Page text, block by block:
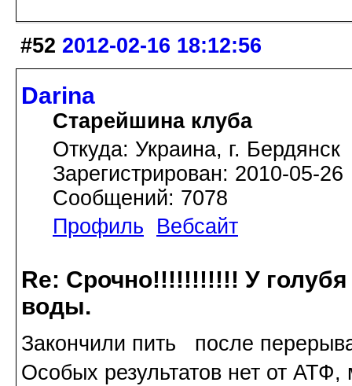
#52 2012-02-16 18:12:56
Darina
Старейшина клуба
Откуда: Украина, г. Бердянск
Зарегистрирован: 2010-05-26
Сообщений: 7078
Профиль
Вебсайт
Re: Срочно!!!!!!!!!!! У
воды.
Закончили пить после
Особых результатов нет от АТФ,